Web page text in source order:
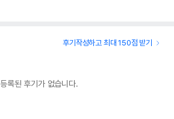
후기작성하고 최대 150점 받기
등록된 후기가 없습니다.